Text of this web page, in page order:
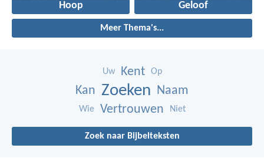
Hoop Geloof
Meer Thema's...
Uw Kent Op
Kan Zoeken Naam
Wie Vertrouwen Niet
Zoek naar Bijbelteksten